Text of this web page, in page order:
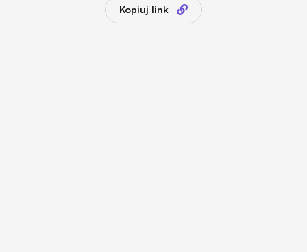
Kopiuj link